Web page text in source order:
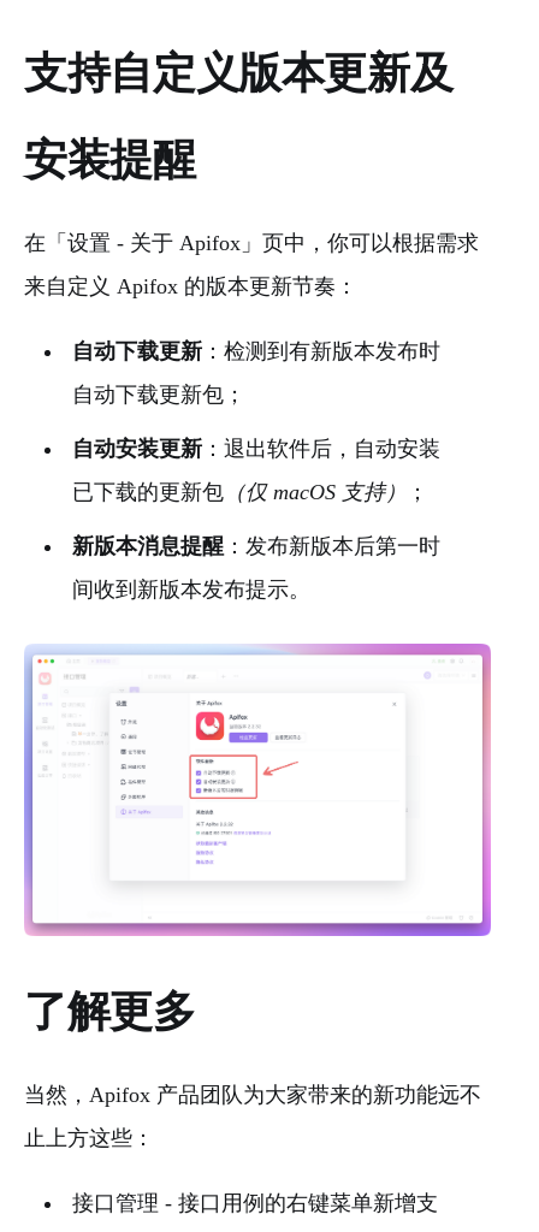
支持自定义版本更新及
安装提醒
在「设置 - 关于 Apifox」页中，你可以根据需求
来自定义 Apifox 的版本更新节奏：
自动下载更新：检测到有新版本发布时
自动下载更新包；
自动安装更新：退出软件后，自动安装
已下载的更新包（仅 macOS 支持） ；
新版本消息提醒：发布新版本后第一时
间收到新版本发布提示。
了解更多
当然，Apifox 产品团队为大家带来的新功能远不
止上方这些：
接口管理 - 接口用例的右键菜单新增支